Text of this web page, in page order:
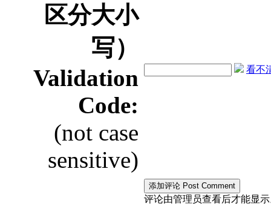
区分大小
写）
Validation
Code:
(not case
sensitive)
看不
评论由管理员查看后才能显示